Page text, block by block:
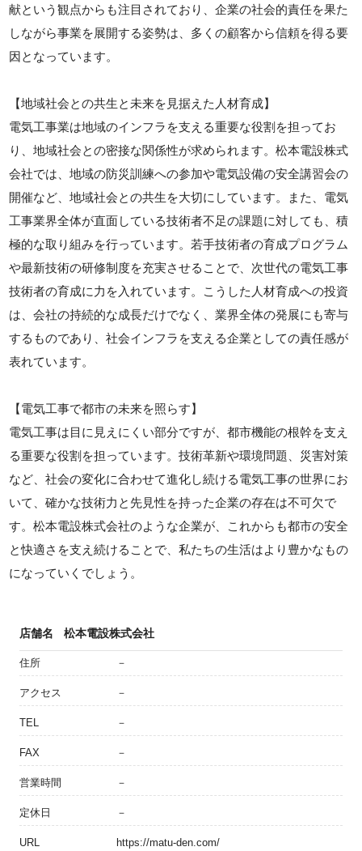
献という観点からも注目されており、企業の社会的責任を果た
しながら事業を展開する姿勢は、多くの顧客から信頼を得る要
因となっています。
【地域社会との共生と未来を見据えた人材育成】
電気工事業は地域のインフラを支える重要な役割を担ってお
り、地域社会との密接な関係性が求められます。松本電設株式
会社では、地域の防災訓練への参加や電気設備の安全講習会の
開催など、地域社会との共生を大切にしています。また、電気
工事業界全体が直面している技術者不足の課題に対しても、積
極的な取り組みを行っています。若手技術者の育成プログラム
や最新技術の研修制度を充実させることで、次世代の電気工事
技術者の育成に力を入れています。こうした人材育成への投資
は、会社の持続的な成長だけでなく、業界全体の発展にも寄与
するものであり、社会インフラを支える企業としての責任感が
表れています。
【電気工事で都市の未来を照らす】
電気工事は目に見えにくい部分ですが、都市機能の根幹を支え
る重要な役割を担っています。技術革新や環境問題、災害対策
など、社会の変化に合わせて進化し続ける電気工事の世界にお
いて、確かな技術力と先見性を持った企業の存在は不可欠で
す。松本電設株式会社のような企業が、これからも都市の安全
と快適さを支え続けることで、私たちの生活はより豊かなもの
になっていくでしょう。
店舗名 松本電設株式会社
住所 －
アクセス －
TEL －
FAX －
営業時間 －
定休日 －
URL https://matu-den.com/